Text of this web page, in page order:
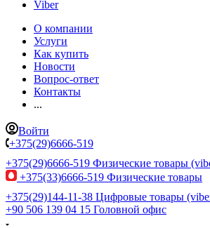
Viber
О компании
Услуги
Как купить
Новости
Вопрос-ответ
Контакты
...
Войти
+375(29)6666-519
+375(29)6666-519 Физические товары
+375(33)6666-519 Физические товары
+375(29)144-11-38 Цифровые товары
+90 506 139 04 15 Головной офис